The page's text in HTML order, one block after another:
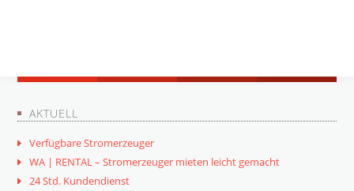
AKTUELL
Verfügbare Stromerzeuger
WA | RENTAL – Stromerzeuger mieten leicht gemacht
24 Std. Kundendienst